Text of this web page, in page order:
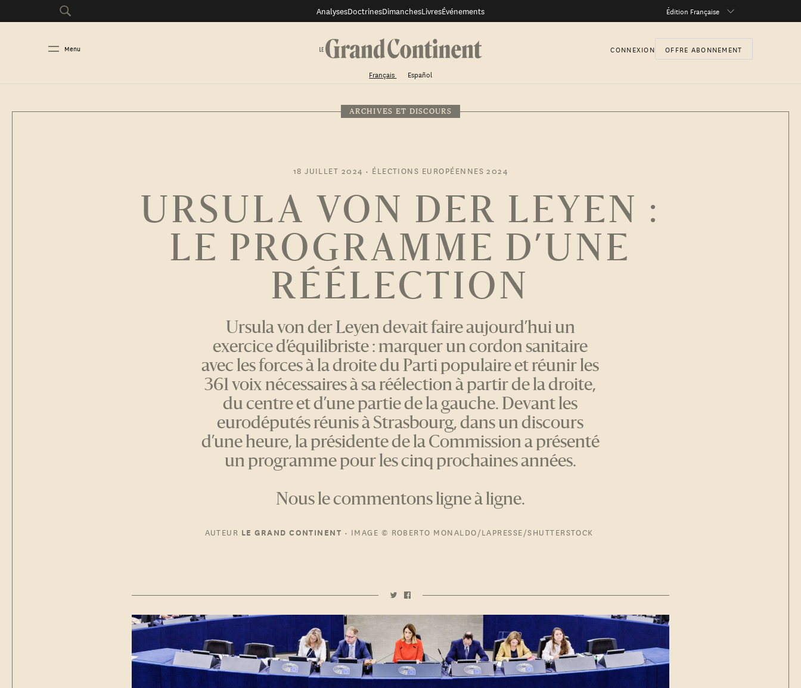
AnalysesDoctrinesDimanchesLivresÉvénements Édition Française
Menu CONNEXION OFFRE ABONNEMENT
Français Español
ARCHIVES ET DISCOURS
18 JUILLET 2024 • ÉLECTIONS EUROPÉENNES 2024
URSULA VON DER LEYEN :
LE PROGRAMME D’UNE
RÉÉLECTION
Ursula von der Leyen devait faire aujourd’hui un
exercice d’équilibriste : marquer un cordon sanitaire
avec les forces à la droite du Parti populaire et réunir les
361 voix nécessaires à sa réélection à partir de la droite,
du centre et d’une partie de la gauche. Devant les
eurodéputés réunis à Strasbourg, dans un discours
d’une heure, la présidente de la Commission a présenté
un programme pour les cinq prochaines années.
Nous le commentons ligne à ligne.
AUTEUR LE GRAND CONTINENT • IMAGE © ROBERTO MONALDO/LAPRESSE/SHUTTERSTOCK